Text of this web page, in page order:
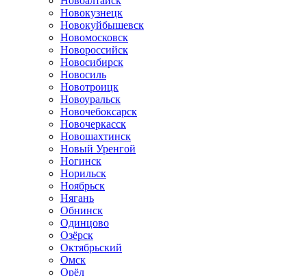
Новокузнецк
Новокуйбышевск
Новомосковск
Новороссийск
Новосибирск
Новосиль
Новотроицк
Новоуральск
Новочебоксарск
Новочеркасск
Новошахтинск
Новый Уренгой
Ногинск
Норильск
Ноябрьск
Нягань
Обнинск
Одинцово
Озёрск
Октябрьский
Омск
Орёл